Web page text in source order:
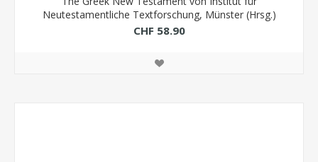
Neutestamentliche Textforschung, Münster (Hrsg.)
CHF 58.90